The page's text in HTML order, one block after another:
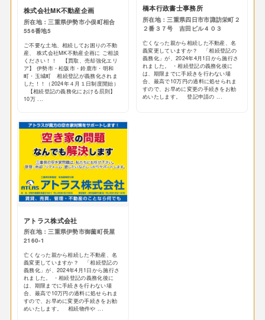
株式会社MK不動産企画
所在地：三重県伊勢市小俣町相合
556番地5
ご不要な土地、相続してお困りの不動
産、 株式会社MK不動産企画に ご相談
ください！！ 【買取、売却強化エリ
ア】 伊勢市・松阪市・鈴鹿市・明和
町・玉城町 相続登記が義務化されま
した！！（2024年４月１日制度開始）
【相続登記の義務化における罰則】
10万 ...
橋本行政書士事務所
所在地：三重県四日市市諏訪栄町２
２番３７号 吉田ビル４０３
亡くなった親から相続した不動産、名
義変更していますか？ 「相続登記の
義務化」が、2024年4月1日から施行さ
れました。 ・相続登記の義務化後に
は、期限までに手続きを行わない場
合、最高で10万円の過料に処せられま
すので、お早めに変更の手続きをお勧
めいたします。 登記申請の ...
アトラス株式会社
所在地：三重県伊勢市御薗町長屋
2160-1
亡くなった親から相続した不動産、名
義変更していますか？ 「相続登記の
義務化」が、2024年4月1日から施行さ
れました。 ・相続登記の義務化後に
は、期限までに手続きを行わない場
合、最高で10万円の過料に処せられま
すので、お早めに変更の手続きをお勧
めいたします。 相続物件や ...